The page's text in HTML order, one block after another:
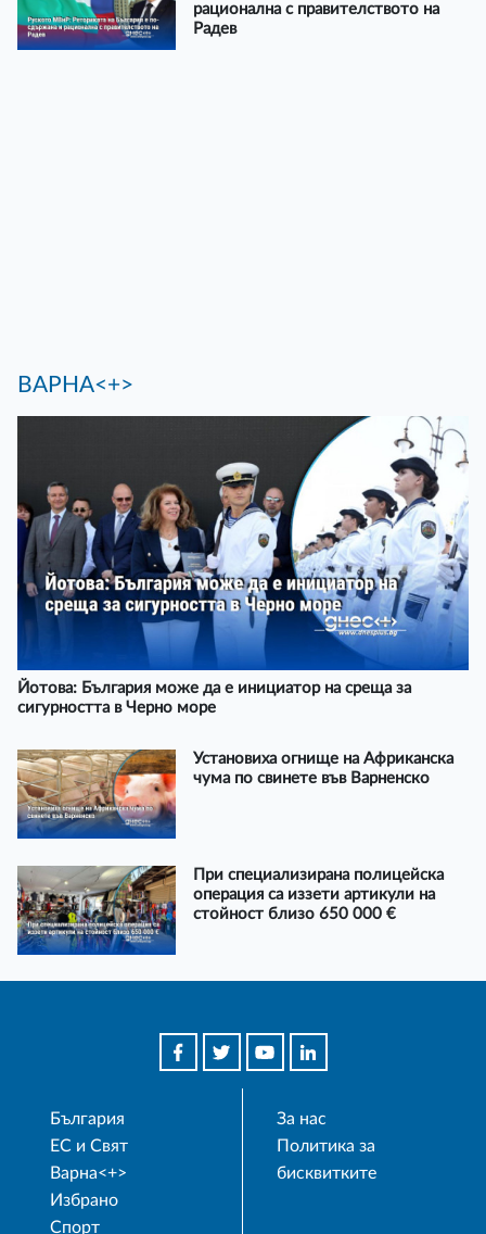
рационална с правителството на
Радев
ВАРНА<+>
Йотова: България може да е инициатор на среща за
сигурността в Черно море
Установиха огнище на Африканска
чума по свинете във Варненско
При специализирана полицейска
операция са иззети артикули на
стойност близо 650 000 €
България
ЕС и Свят
Варна<+>
Избрано
Спорт
За нас
Политика за
бисквитките